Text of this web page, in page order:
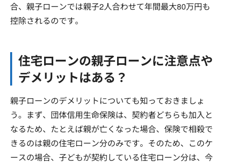
合、親子ローンでは親子2人合わせて年間最大80万円も
控除されるのです。
住宅ローンの親子ローンに注意点や
デメリットはある？
親子ローンのデメリットについても知っておきましょ
う。まず、団体信用生命保険は、契約者どちらも加入と
なるため、たとえば親が亡くなった場合、保険で相殺で
きるのは親の住宅ローン分のみです。そのため、このケ
ースの場合、子どもが契約している住宅ローン分は、今